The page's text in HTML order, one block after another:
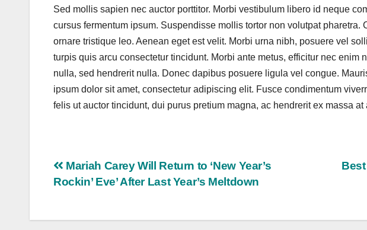
Sed mollis sapien nec auctor porttitor. Morbi vestibulum libero id neque
cursus fermentum ipsum. Suspendisse mollis tortor non volutpat pharetra.
ornare tristique leo. Aenean eget est velit. Morbi urna nibh, posuere vel
turpis quis arcu consectetur tincidunt. Morbi ante metus, efficitur nec enim
nulla, sed hendrerit nulla. Donec dapibus posuere ligula vel congue.
ipsum dolor sit amet, consectetur adipiscing elit. Fusce condimentum
felis ut auctor tincidunt, dui purus pretium magna, ac hendrerit ex massa at
Navigasi
Mariah Carey Will Return to ‘New Year’s
Rockin’ Eve’ After Last Year’s Meltdown